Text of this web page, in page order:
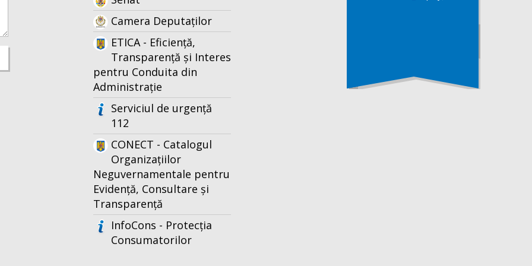
Camera Deputaților
ETICA - Eficiență,
Transparență și Interes
pentru Conduita din
Administrație
Serviciul de urgență
112
CONECT - Catalogul
Organizațiilor
Neguvernamentale pentru
Evidență, Consultare și
Transparență
InfoCons - Protecția
Consumatorilor